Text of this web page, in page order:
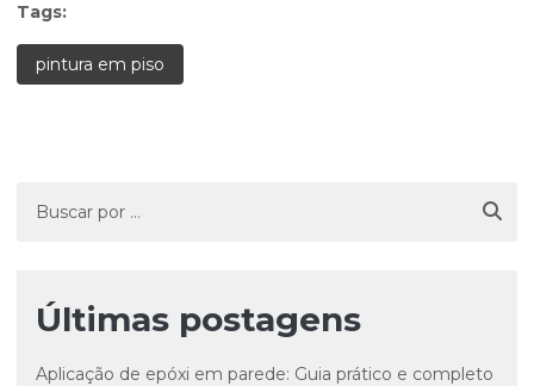
Tags:
pintura em piso
Últimas postagens
Aplicação de epóxi em parede: Guia prático e completo